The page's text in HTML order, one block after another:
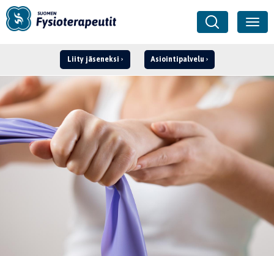
Liity jäseneksi Asiointipalvelu
Kirjaudu ›